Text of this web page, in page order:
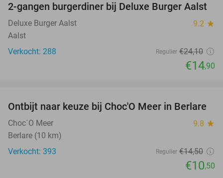
38%
2-gangen burgerdiner bij Deluxe Burger Aalst
Deluxe Burger Aalst 9.2 star
Aalst
Verkocht: 288
Regulier €24,10
€14,90
28%
Ontbijt naar keuze bij Choc'O Meer in Berlare
Choc´O Meer 9.8 star
Berlare (10 km)
Verkocht: 393
Regulier €14,50
€10,50